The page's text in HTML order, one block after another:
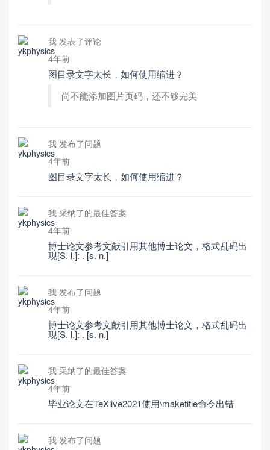
我 发表了评论
4年前
图目录文字太长，如何使用缩进？
尚不能添加图片页码，还不够完美
我 发布了问题
4年前
图目录文字太长，如何使用缩进？
我 采纳了的最佳答案
4年前
博士论文参考文献引用其他博士论文，格式乱码出
现[S. l.]: . [s. n.]
我 发布了问题
4年前
博士论文参考文献引用其他博士论文，格式乱码出
现[S. l.]: . [s. n.]
我 采纳了的最佳答案
4年前
毕业论文在TeXlive2021使用\maketitle命令出错
我 发布了问题